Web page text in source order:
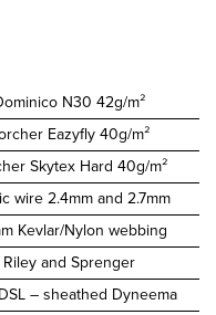
N30 42g/m²
Eazyfly 40g/m²
Skytex Hard 40g/m²
wire 2.4mm and 2.7mm
Kevlar/Nylon webbing
Riley and Sprenger
– sheathed Dyneema